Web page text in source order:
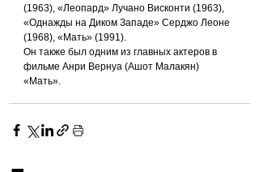
(1963), «Леопард» Лучано Висконти (1963),
«Однажды на Диком Западе» Серджо Леоне
(1968), «Мать» (1991).
Он также был одним из главных актеров в
фильме Анри Вернуа (Ашот Малакян)
«Мать».